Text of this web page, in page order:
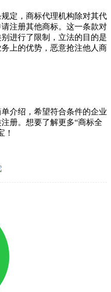
定，商标代理机构除对其代
注册其他商标。这一条款对
进行了限制，立法的目的是
上的优势，恶意抢注他人商
介绍，希望符合条件的企业
册。想要了解更多“商标全
！